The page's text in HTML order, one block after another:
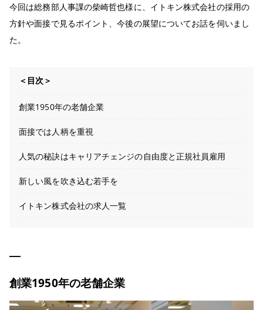
今回は総務部人事課の柴崎哲也様に、イトキン株式会社の採用の
方針や面接で見るポイント、今後の展望についてお話を伺いまし
た。
＜目次＞
創業1950年の老舗企業
面接では人柄を重視
人気の秘訣はキャリアチェンジの自由度と正規社員雇用
新しい風を吹き込む若手を
イトキン株式会社の求人一覧
創業1950年の老舗企業